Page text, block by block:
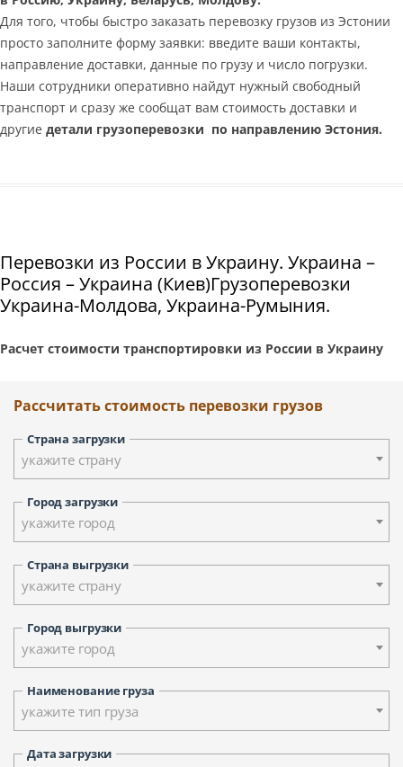
Для того, чтобы быстро заказать перевозку грузов из Эстонии
просто заполните форму заявки: введите ваши контакты,
направление доставки, данные по грузу и число погрузки.
Наши сотрудники оперативно найдут нужный свободный
транспорт и сразу же сообщат вам стоимость доставки и
другие детали грузоперевозки по направлению Эстония.
Перевозки из России в Украину. Украина –
Россия – Украина (Киев)Грузоперевозки
Украина-Молдова, Украина-Румыния.
Расчет стоимости транспортировки из России в Украину
Рассчитать стоимость перевозки грузов
Страна загрузки
укажите страну
Город загрузки
укажите город
Страна выгрузки
укажите страну
Город выгрузки
укажите город
Наименование груза
укажите тип груза
Дата загрузки